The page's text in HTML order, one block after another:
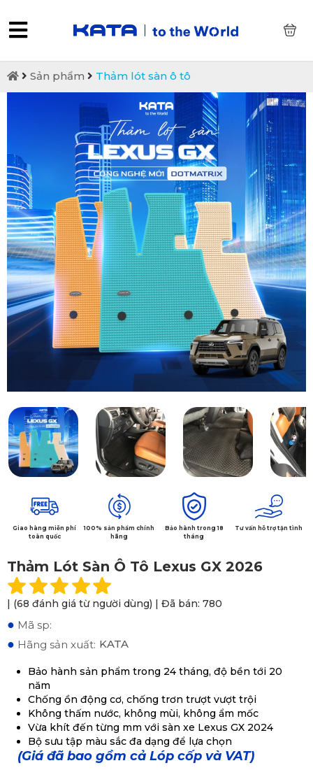
Sản phẩm Thảm lót sàn ô tô
Giao hàng miễn phí
toàn quốc
100% sản phẩm chính
hãng
Bảo hành trong 18
tháng
Tư vấn hỗ trợ tận tình
Thảm Lót Sàn Ô Tô Lexus GX 2026
| (68 đánh giá từ người dùng) | Đã bán: 780
● Mã sp:
● Hãng sản xuất: KATA
Bảo hành sản phẩm trong 24 tháng, độ bền tới 20
năm
Chống ồn động cơ, chống trơn trượt vượt trội
Không thấm nước, không mùi, không ẩm mốc
Vừa khít đến từng mm với sàn xe Lexus GX 2024
Bộ sưu tập màu sắc đa dạng để lựa chọn
(Giá đã bao gồm cả Lóp cốp và VAT)